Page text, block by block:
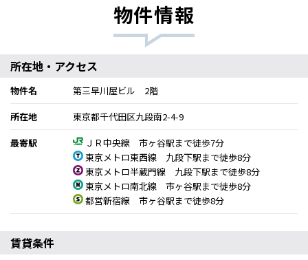
物件情報
所在地・アクセス
物件名
第三早川屋ビル 2階
所在地
東京都千代田区九段南2-4-9
最寄駅
ＪＲ中央線 市ヶ谷駅まで徒歩7分
東京メトロ東西線 九段下駅まで徒歩8分
東京メトロ半蔵門線 九段下駅まで徒歩8分
東京メトロ南北線 市ヶ谷駅まで徒歩8分
都営新宿線 市ヶ谷駅まで徒歩8分
賃貸条件